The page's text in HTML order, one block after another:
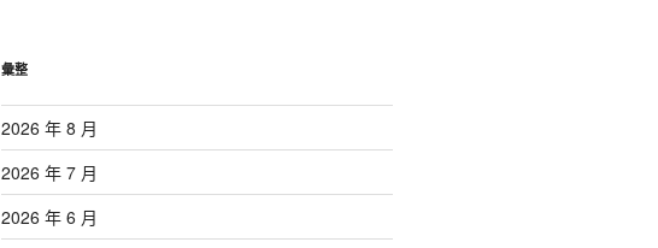
彙整
2026 年 8 月
2026 年 7 月
2026 年 6 月